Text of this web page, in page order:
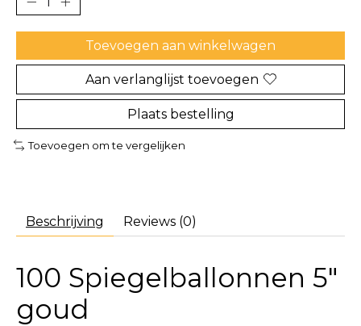
Toevoegen aan winkelwagen
Aan verlanglijst toevoegen
Plaats bestelling
Toevoegen om te vergelijken
Beschrijving Reviews (0)
100 Spiegelballonnen 5″
goud